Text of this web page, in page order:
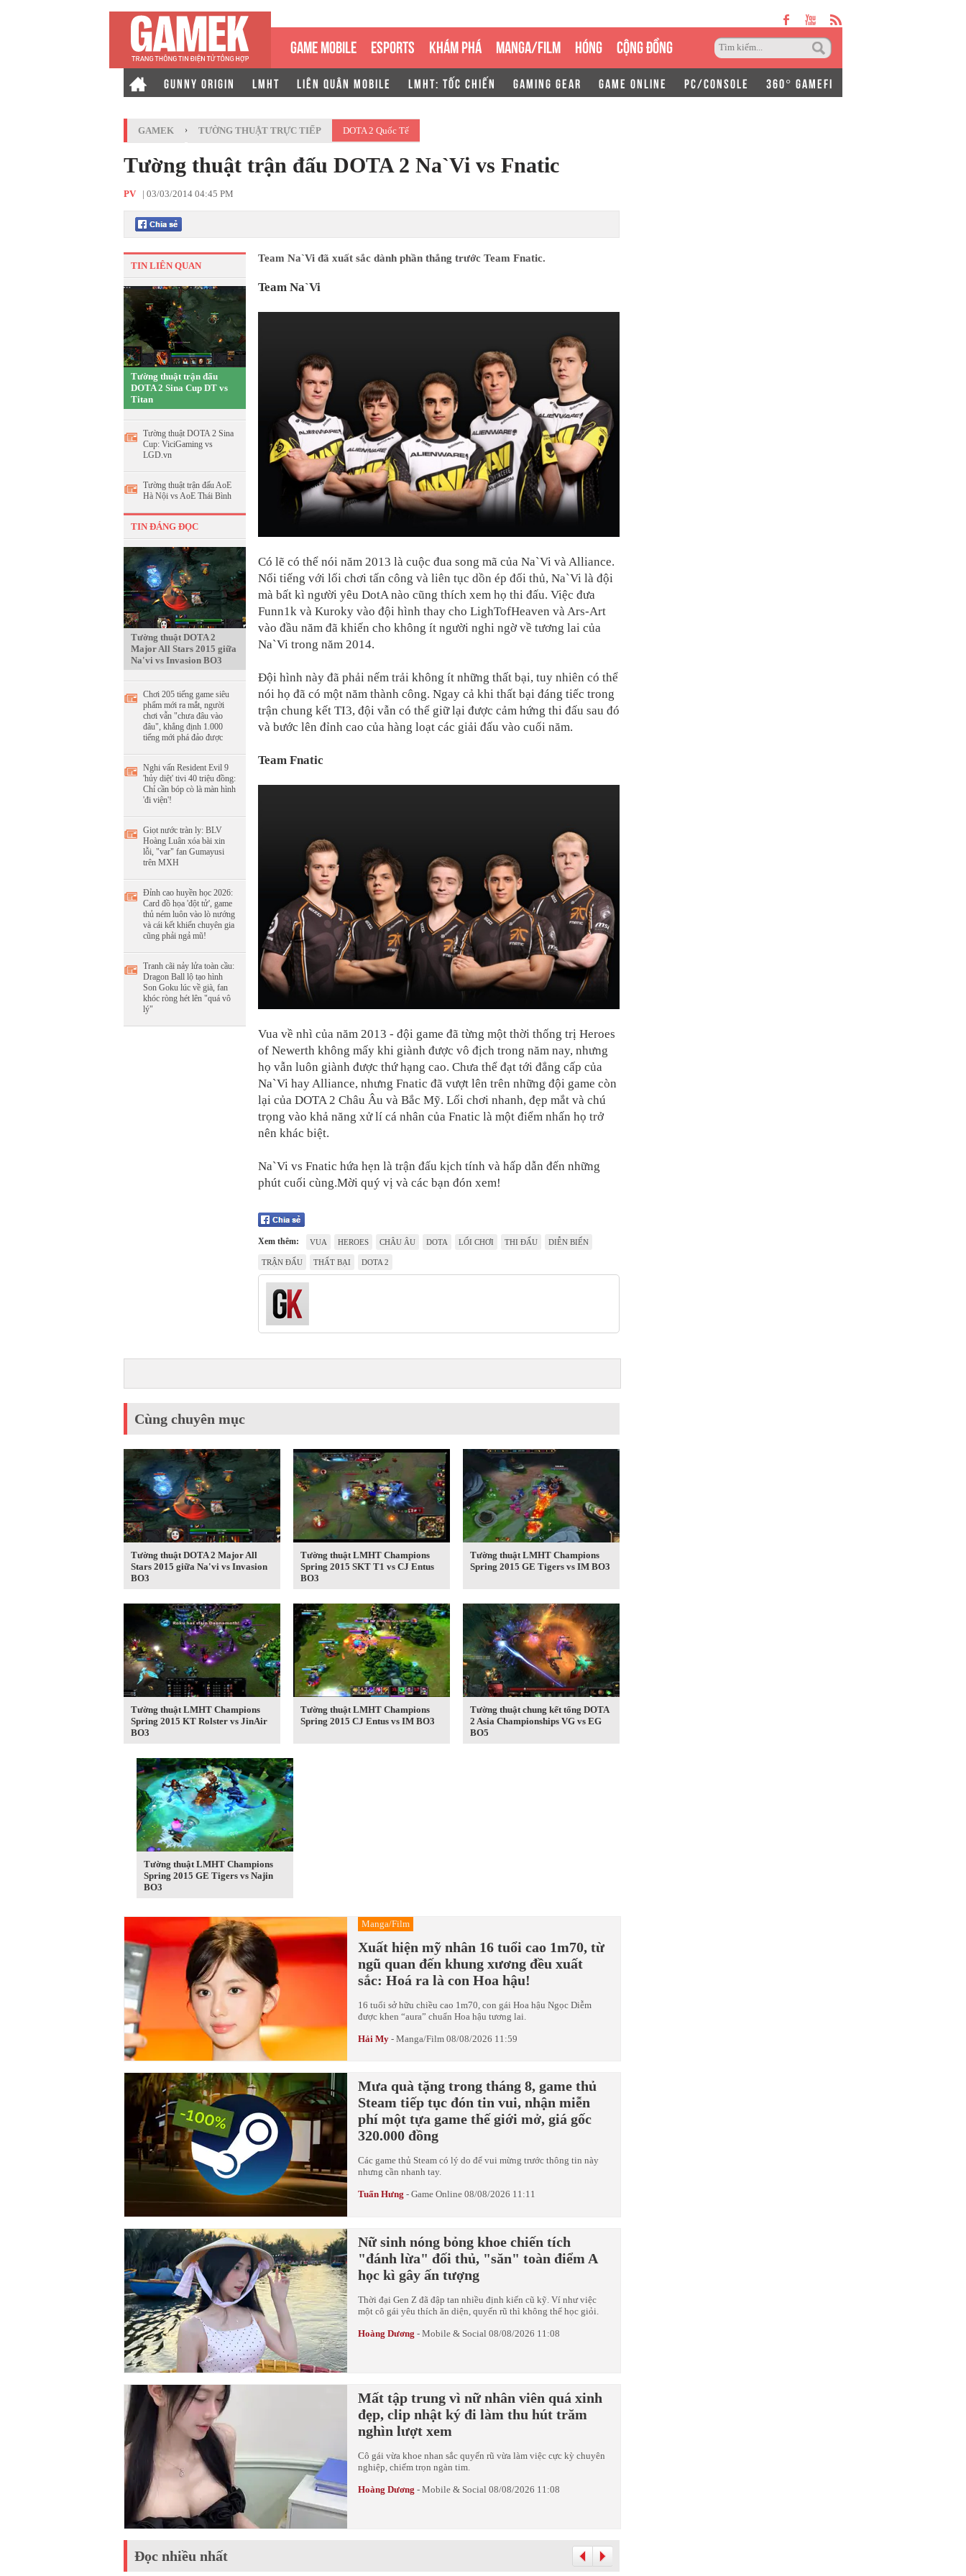
GAME MOBILE ESPORTS KHÁM PHÁ MANGA/FILM HÓNG CỘNG ĐỒNG
GUNNY ORIGIN LMHT LIÊN QUÂN MOBILE LMHT: TỐC CHIẾN GAMING GEAR GAME ONLINE PC/CONSOLE 360° GAMEFI
GAMEK › TƯỜNG THUẬT TRỰC TIẾP DOTA 2 Quốc Tế
Tường thuật trận đấu DOTA 2 Na`Vi vs Fnatic
PV | 03/03/2014 04:45 PM
TIN LIÊN QUAN
Tường thuật trận đấu
DOTA 2 Sina Cup DT vs
Titan
Tường thuật DOTA 2 Sina
Cup: ViciGaming vs
LGD.vn
Tường thuật trận đấu AoE
Hà Nội vs AoE Thái Bình
TIN ĐÁNG ĐỌC
Tường thuật DOTA 2
Major All Stars 2015 giữa
Na'vi vs Invasion BO3
Chơi 205 tiếng game siêu
phẩm mới ra mắt, người
chơi vẫn "chưa đâu vào
đâu", khẳng định 1.000
tiếng mới phá đảo được
Nghi vấn Resident Evil 9
'hủy diệt' tivi 40 triệu đồng:
Chỉ cần bóp cò là màn hình
'đi viện'!
Giọt nước tràn ly: BLV
Hoàng Luân xóa bài xin
lỗi, "var" fan Gumayusi
trên MXH
Đỉnh cao huyền học 2026:
Card đồ họa 'đột tử', game
thủ ném luôn vào lò nướng
và cái kết khiến chuyên gia
cũng phải ngả mũ!
Tranh cãi nảy lửa toàn cầu:
Dragon Ball lộ tạo hình
Son Goku lúc về già, fan
khóc ròng hét lên "quá vô
lý"
Team Na`Vi đã xuất sắc dành phần thắng trước Team Fnatic.
Team Na`Vi
Có lẽ có thể nói năm 2013 là cuộc đua song mã của Na`Vi và Alliance.
Nổi tiếng với lối chơi tấn công và liên tục dồn ép đối thủ, Na`Vi là đội
mà bất kì người yêu DotA nào cũng thích xem họ thi đấu. Việc đưa
Funn1k và Kuroky vào đội hình thay cho LighTofHeaven và Ars-Art
vào đầu năm đã khiến cho không ít người nghi ngờ về tương lai của
Na`Vi trong năm 2014.
Đội hình này đã phải nếm trải không ít những thất bại, tuy nhiên có thể
nói họ đã có một năm thành công. Ngay cả khi thất bại đáng tiếc trong
trận chung kết TI3, đội vẫn có thể giữ lại được cảm hứng thi đấu sau đó
và bước lên đỉnh cao của hàng loạt các giải đấu vào cuối năm.
Team Fnatic
Vua về nhì của năm 2013 - đội game đã từng một thời thống trị Heroes
of Newerth không mấy khi giành được vô địch trong năm nay, nhưng
họ vẫn luôn giành được thứ hạng cao. Chưa thể đạt tới đẳng cấp của
Na`Vi hay Alliance, nhưng Fnatic đã vượt lên trên những đội game còn
lại của DOTA 2 Châu Âu và Bắc Mỹ. Lối chơi nhanh, đẹp mắt và chú
trọng vào khả năng xử lí cá nhân của Fnatic là một điểm nhấn họ trở
nên khác biệt.
Na`Vi vs Fnatic hứa hẹn là trận đấu kịch tính và hấp dẫn đến những
phút cuối cùng.Mời quý vị và các bạn đón xem!
Xem thêm: VUA HEROES CHÂU ÂU DOTA LỐI CHƠI THI ĐẤU DIỄN BIẾN
TRẬN ĐẤU THẤT BẠI DOTA 2
Cùng chuyên mục
Tường thuật DOTA 2 Major All
Stars 2015 giữa Na'vi vs Invasion
BO3
Tường thuật LMHT Champions
Spring 2015 SKT T1 vs CJ Entus
BO3
Tường thuật LMHT Champions
Spring 2015 GE Tigers vs IM BO3
Tường thuật LMHT Champions
Spring 2015 KT Rolster vs JinAir
BO3
Tường thuật LMHT Champions
Spring 2015 CJ Entus vs IM BO3
Tường thuật chung kết tổng DOTA
2 Asia Championships VG vs EG
BO5
Tường thuật LMHT Champions
Spring 2015 GE Tigers vs Najin
BO3
Manga/Film
Xuất hiện mỹ nhân 16 tuổi cao 1m70, từ
ngũ quan đến khung xương đều xuất
sắc: Hoá ra là con Hoa hậu!
16 tuổi sở hữu chiều cao 1m70, con gái Hoa hậu Ngọc Diễm
được khen “aura” chuẩn Hoa hậu tương lai.
Hải My - Manga/Film 08/08/2026 11:59
Mưa quà tặng trong tháng 8, game thủ
Steam tiếp tục đón tin vui, nhận miễn
phí một tựa game thế giới mở, giá gốc
320.000 đồng
Các game thủ Steam có lý do để vui mừng trước thông tin này
nhưng cần nhanh tay.
Tuấn Hưng - Game Online 08/08/2026 11:11
Nữ sinh nóng bỏng khoe chiến tích
"đánh lừa" đối thủ, "săn" toàn điểm A
học kì gây ấn tượng
Thời đại Gen Z đã đập tan nhiều định kiến cũ kỹ. Ví như việc
một cô gái yêu thích ăn diện, quyến rũ thì không thể học giỏi.
Hoàng Dương - Mobile & Social 08/08/2026 11:08
Mất tập trung vì nữ nhân viên quá xinh
đẹp, clip nhật ký đi làm thu hút trăm
nghìn lượt xem
Cô gái vừa khoe nhan sắc quyến rũ vừa làm việc cực kỳ chuyên
nghiệp, chiếm trọn ngàn tim.
Hoàng Dương - Mobile & Social 08/08/2026 11:08
Đọc nhiều nhất